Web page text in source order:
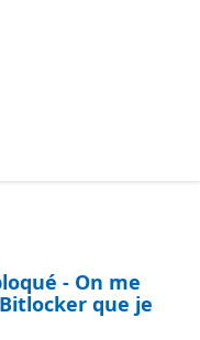
- On me
que je